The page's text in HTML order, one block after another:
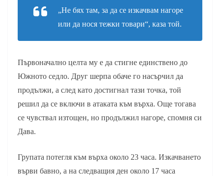
„Не бях там, за да се изкачвам нагоре
или да нося тежки товари“, каза той.
Първоначално целта му е да стигне единствено до
Южното седло. Друг шерпа обаче го насърчил да
продължи, а след като достигнал тази точка, той
решил да се включи в атаката към върха. Още тогава
се чувствал изтощен, но продължил нагоре, спомня си
Дава.
Групата потегля към върха около 23 часа. Изкачването
върви бавно, а на следващия ден около 17 часа